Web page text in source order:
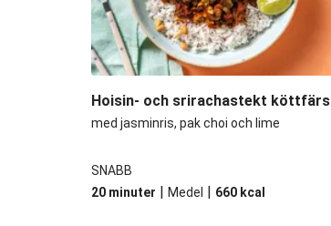
Hoisin- och srirachastekt köttfärs
med jasminris, pak choi och lime
SNABB
20 minuter | Medel | 660 kcal